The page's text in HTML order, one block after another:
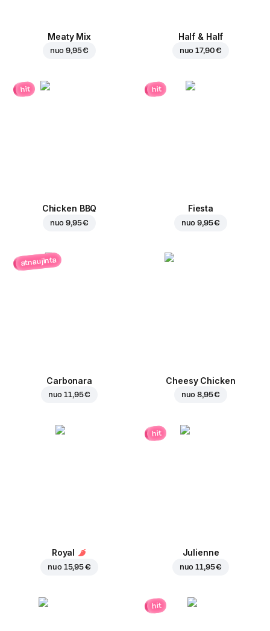
Meaty Mix
nuo9,95 €
Half & Half
nuo17,90 €
hit
Chicken BBQ
nuo9,95 €
hit
Fiesta
nuo9,95 €
atnaujinta
Carbonara
nuo11,95 €
Cheesy Chicken
nuo8,95 €
Royal
nuo 15,95 €
hit
Julienne
nuo11,95 €
hit